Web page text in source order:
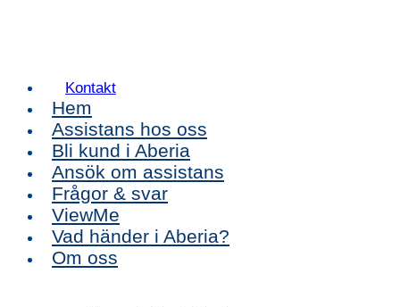
Kontakt
Hem
Assistans hos oss
Bli kund i Aberia
Ansök om assistans
Frågor & svar
ViewMe
Vad händer i Aberia?
Om oss